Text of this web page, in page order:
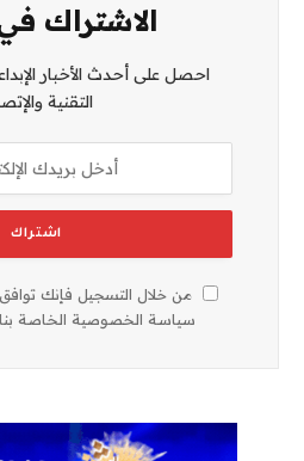
الاشتراك في
احصل على أحدث الأخبار
التقنية
من خلال التسجيل فإنك
سياسة الخصوصية الخاصة